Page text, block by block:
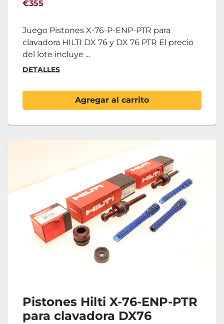
€355
Juego Pistones X-76-P-ENP-PTR para
clavadora HILTI DX 76 y DX 76 PTR El precio
del lote incluye ...
DETALLES
Agregar al carrito
Pistones Hilti X-76-ENP-PTR
para clavadora DX76